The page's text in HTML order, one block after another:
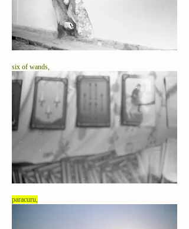
six of wands,
paracuru,